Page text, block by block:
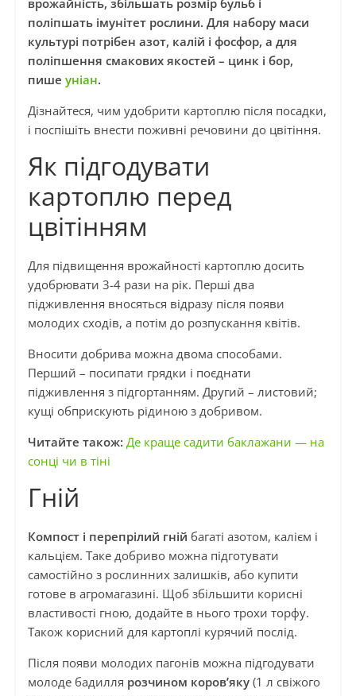
врожайність, збільшать розмір бульб і
поліпшать імунітет рослини. Для набору маси
культурі потрібен азот, калій і фосфор, а для
поліпшення смакових якостей – цинк і бор,
пише уніан.
Дізнайтеся, чим удобрити картоплю після посадки,
і поспішіть внести поживні речовини до цвітіння.
Як підгодувати
картоплю перед
цвітінням
Для підвищення врожайності картоплю досить
удобрювати 3-4 рази на рік. Перші два
підживлення вносяться відразу після появи
молодих сходів, а потім до розпускання квітів.
Вносити добрива можна двома способами.
Перший – посипати грядки і поєднати
підживлення з підгортанням. Другий – листовий;
кущі обприскують рідиною з добривом.
Читайте також: Де краще садити баклажани — на
сонці чи в тіні
Гній
Компост і перепрілий гній багаті азотом, калієм і
кальцієм. Таке добриво можна підготувати
самостійно з рослинних залишків, або купити
готове в агромагазині. Щоб збільшити корисні
властивості гною, додайте в нього трохи торфу.
Також корисний для картоплі курячий послід.
Після появи молодих пагонів можна підгодувати
молоде бадилля розчином коров’яку(1 л свіжого